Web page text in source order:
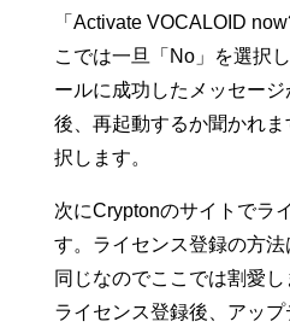
「Activate VOCALOID
こでは一旦「No」を選択
ールに成功したメッセー
後、再起動するか聞かれ
択します。
次にCryptonのサイトでラ
す。ライセンス登録の方
同じなのでここでは割愛し
ライセンス登録後、アッ